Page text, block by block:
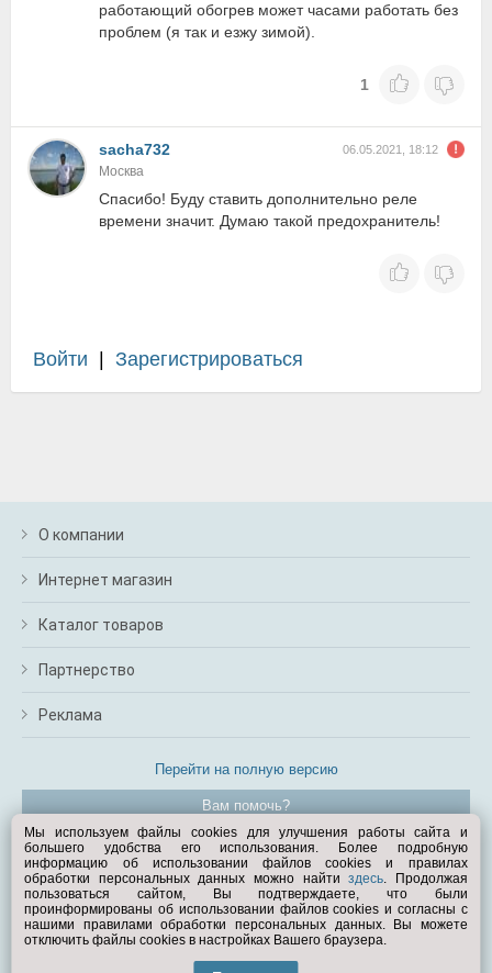
работающий обогрев может часами работать без
проблем (я так и езжу зимой).
1
sacha732 06.05.2021, 18:12
Москва
Спасибо! Буду ставить дополнительно реле
времени значит. Думаю такой предохранитель!
Войти Зарегистрироваться
О компании
Интернет магазин
Каталог товаров
Партнерство
Реклама
Перейти на полную версию
Вам помочь?
© Exist.ru 1998—2026
Мы используем файлы cookies для улучшения работы сайта и
большего удобства его использования. Более подробную
информацию об использовании файлов cookies и правилах
обработки персональных данных можно найтиздесь. Продолжая
пользоваться сайтом, Вы подтверждаете, что были
проинформированы об использовании файлов cookies и согласны с
нашими правилами обработки персональных данных. Вы можете
отключить файлы cookies в настройках Вашего браузера.